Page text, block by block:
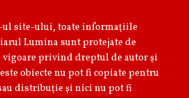
site-ului, toate informaţiile
Lumina sunt protejate de
privind dreptul de autor şi
obiecte nu pot fi copiate pentru
distribuţie şi nici nu pot fi